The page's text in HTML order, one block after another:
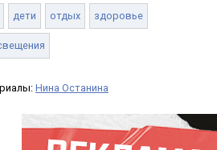
дети отдых здоровье
Нина Останина